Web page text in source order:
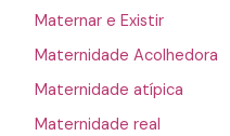
Maternar e Existir
Maternidade Acolhedora
Maternidade atípica
Maternidade real